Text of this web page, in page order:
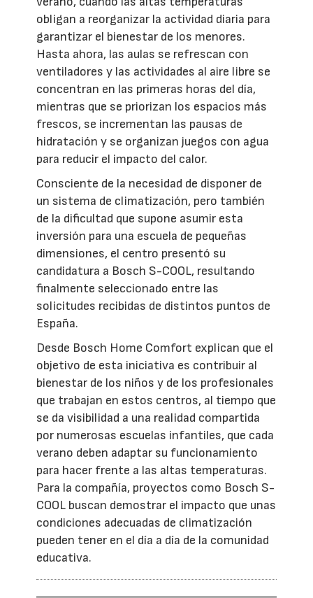
obligan a reorganizar la actividad diaria para
garantizar el bienestar de los menores.
Hasta ahora, las aulas se refrescan con
ventiladores y las actividades al aire libre se
concentran en las primeras horas del día,
mientras que se priorizan los espacios más
frescos, se incrementan las pausas de
hidratación y se organizan juegos con agua
para reducir el impacto del calor.
Consciente de la necesidad de disponer de
un sistema de climatización, pero también
de la dificultad que supone asumir esta
inversión para una escuela de pequeñas
dimensiones, el centro presentó su
candidatura a Bosch S-COOL, resultando
finalmente seleccionado entre las
solicitudes recibidas de distintos puntos de
España.
Desde Bosch Home Comfort explican que el
objetivo de esta iniciativa es contribuir al
bienestar de los niños y de los profesionales
que trabajan en estos centros, al tiempo que
se da visibilidad a una realidad compartida
por numerosas escuelas infantiles, que cada
verano deben adaptar su funcionamiento
para hacer frente a las altas temperaturas.
Para la compañía, proyectos como Bosch S-
COOL buscan demostrar el impacto que unas
condiciones adecuadas de climatización
pueden tener en el día a día de la comunidad
educativa.